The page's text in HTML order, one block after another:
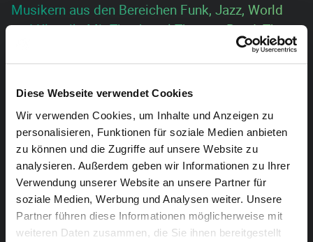
Diese Webseite verwendet Cookies
Wir verwenden Cookies, um Inhalte und Anzeigen zu
personalisieren, Funktionen für soziale Medien anbieten
zu können und die Zugriffe auf unsere Website zu
analysieren. Außerdem geben wir Informationen zu Ihrer
Verwendung unserer Website an unsere Partner für
soziale Medien, Werbung und Analysen weiter. Unsere
Partner führen diese Informationen möglicherweise mit
weiteren Daten zusammen, die Sie ihnen bereitgestellt
Musikern aus den Bereichen Funk, Jazz, World
und Klassik. Mit The Jamal Thomas Band, The
Jeff Herr Corporation, Nadine Nix Asempa, Nisia
und Vendim Thaqi.
14,50 Euro für Senioren, 9,00 Euro für Inhaber einer
Sunergia Karte, Schüler, Studenten und
Arbeitssuchende
Abendkasse: 22 Euro für Erwerbstätige, 17,50 Euro für
Senioren, 11,00 Euro für Inhaber einer Sunergia Karte,
Schüler, Studenten und Arbeitssuchende